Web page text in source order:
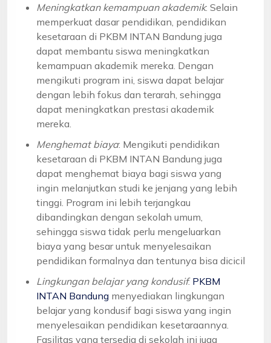
Meningkatkan kemampuan akademik: Selain
memperkuat dasar pendidikan, pendidikan
kesetaraan di PKBM INTAN Bandung juga
dapat membantu siswa meningkatkan
kemampuan akademik mereka. Dengan
mengikuti program ini, siswa dapat belajar
dengan lebih fokus dan terarah, sehingga
dapat meningkatkan prestasi akademik
mereka.
Menghemat biaya: Mengikuti pendidikan
kesetaraan di PKBM INTAN Bandung juga
dapat menghemat biaya bagi siswa yang
ingin melanjutkan studi ke jenjang yang lebih
tinggi. Program ini lebih terjangkau
dibandingkan dengan sekolah umum,
sehingga siswa tidak perlu mengeluarkan
biaya yang besar untuk menyelesaikan
pendidikan formalnya dan tentunya bisa dicicil
Lingkungan belajar yang kondusif: PKBM
INTAN Bandung menyediakan lingkungan
belajar yang kondusif bagi siswa yang ingin
menyelesaikan pendidikan kesetaraannya.
Fasilitas yang tersedia di sekolah ini juga